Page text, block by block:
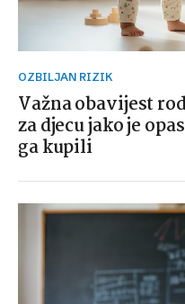
OZBILJAN RIZIK
Važna obavijest
za djecu jako je
ga kupili